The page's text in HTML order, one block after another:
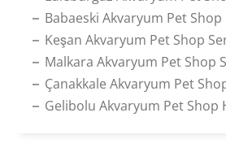
Babaeski Akvaryum Pet Shop
Keşan Akvaryum Pet Shop
Malkara Akvaryum Pet Shop
Çanakkale Akvaryum Pet
Gelibolu Akvaryum Pet Shop